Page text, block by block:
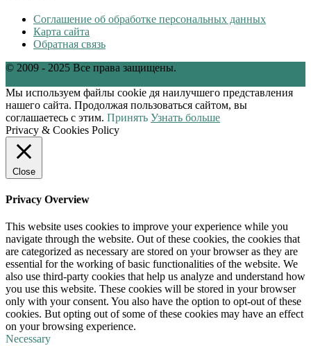
Соглашение об обработке персональных данных
Карта сайта
Обратная связь
© 2009 - 2025 Все права защищены.
Мы используем файлы cookie дя наилучшего представления
нашего сайта. Продолжая пользоваться сайтом, вы
соглашаетесь с этим. Принять Узнать больше
Privacy & Cookies Policy
Close
Privacy Overview
This website uses cookies to improve your experience while you
navigate through the website. Out of these cookies, the cookies that
are categorized as necessary are stored on your browser as they are
essential for the working of basic functionalities of the website. We
also use third-party cookies that help us analyze and understand how
you use this website. These cookies will be stored in your browser
only with your consent. You also have the option to opt-out of these
cookies. But opting out of some of these cookies may have an effect
on your browsing experience.
Necessary